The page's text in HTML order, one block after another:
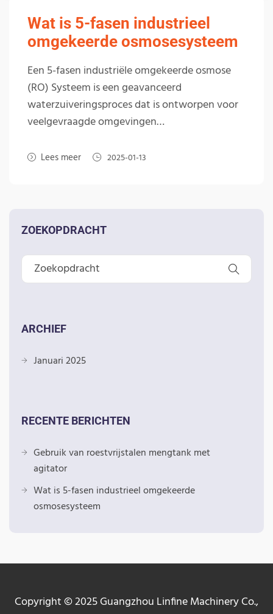
Wat is 5-fasen industrieel
omgekeerde osmosesysteem
Een 5-fasen industriële omgekeerde osmose
(RO) Systeem is een geavanceerd
waterzuiveringsproces dat is ontworpen voor
veelgevraagde omgevingen…
Lees meer 2025-01-13
ZOEKOPDRACHT
ARCHIEF
Januari 2025
RECENTE BERICHTEN
Gebruik van roestvrijstalen mengtank met
agitator
Wat is 5-fasen industrieel omgekeerde
osmosesysteem
Copyright © 2025 Guangzhou Linfine Machinery Co.,